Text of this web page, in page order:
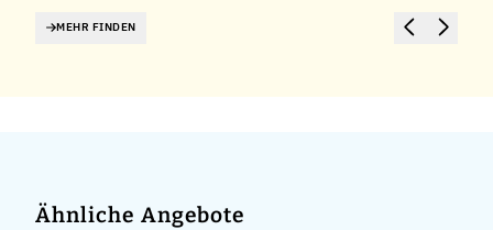
MEHR FINDEN
Ähnliche Angebote